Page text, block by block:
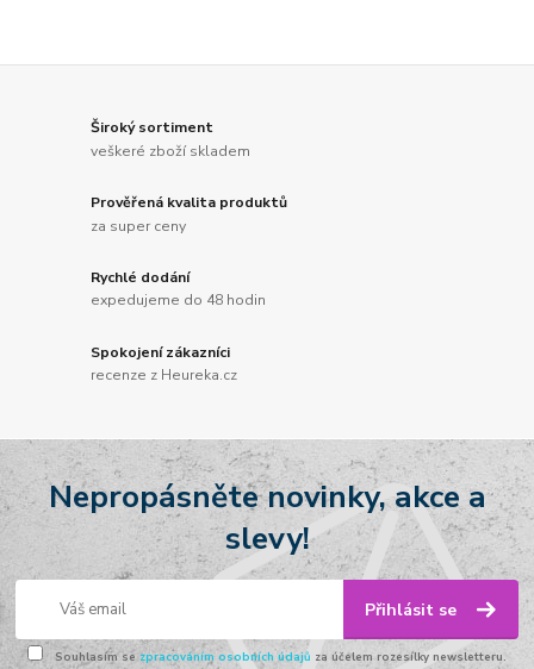
Široký sortiment
veškeré zboží skladem
Prověřená kvalita produktů
za super ceny
Rychlé dodání
expedujeme do 48 hodin
Spokojení zákazníci
recenze z Heureka.cz
Nepropásněte novinky, akce a
slevy!
Přihlásit se
Souhlasím se zpracováním osobních údajů za účelem rozesílky newsletteru.